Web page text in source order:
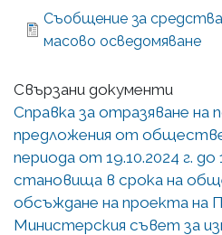
Съобщение за
масово осведомяване
Свързани документи
Справка за отразяване на
предложения от
периода от 19.10.2024 г. до
становища в срока на
обсъждане на проекта на
Министерския съвет за